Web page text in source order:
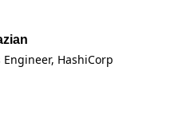
Engineer, HashiCorp